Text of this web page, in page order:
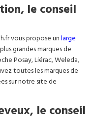
le conseil
vous propose unlarge
grandes marques de
Posay, Liérac, Weleda,
toutes les marques de
sur notre site de
le conseil